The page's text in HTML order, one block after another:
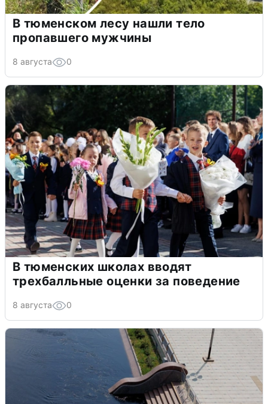
В тюменском лесу нашли тело
пропавшего мужчины
8 августа 0
В тюменских школах вводят
трехбалльные оценки за поведение
8 августа 0